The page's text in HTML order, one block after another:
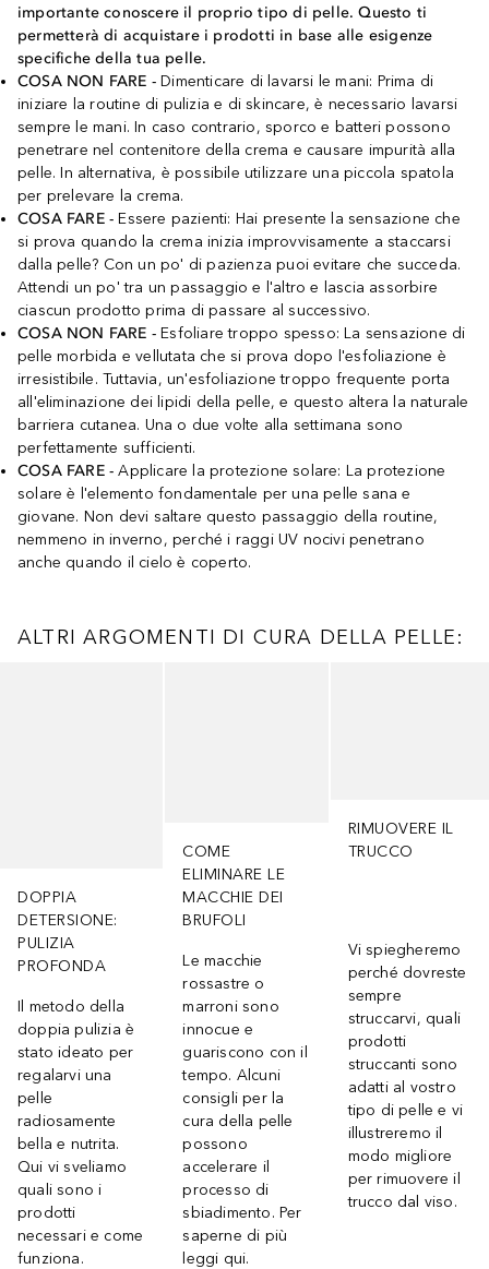
importante conoscere il proprio tipo di pelle. Questo ti
permetterà di acquistare i prodotti in base alle esigenze
specifiche della tua pelle.
COSA NON FARE -Dimenticare di lavarsi le mani: Prima di
iniziare la routine di pulizia e di skincare, è necessario lavarsi
sempre le mani. In caso contrario, sporco e batteri possono
penetrare nel contenitore della crema e causare impurità alla
pelle. In alternativa, è possibile utilizzare una piccola spatola
per prelevare la crema.
COSA FARE -Essere pazienti: Hai presente la sensazione che
si prova quando la crema inizia improvvisamente a staccarsi
dalla pelle? Con un po' di pazienza puoi evitare che succeda.
Attendi un po' tra un passaggio e l'altro e lascia assorbire
ciascun prodotto prima di passare al successivo.
COSA NON FARE -Esfoliare troppo spesso: La sensazione di
pelle morbida e vellutata che si prova dopo l'esfoliazione è
irresistibile. Tuttavia, un'esfoliazione troppo frequente porta
all'eliminazione dei lipidi della pelle, e questo altera la naturale
barriera cutanea. Una o due volte alla settimana sono
perfettamente sufficienti.
COSA FARE -Applicare la protezione solare: La protezione
solare è l'elemento fondamentale per una pelle sana e
giovane. Non devi saltare questo passaggio della routine,
nemmeno in inverno, perché i raggi UV nocivi penetrano
anche quando il cielo è coperto.
ALTRI ARGOMENTI DI CURA DELLA PELLE:
DOPPIA
DETERSIONE:
PULIZIA
PROFONDA
Il metodo della
doppia pulizia è
stato ideato per
regalarvi una
pelle
radiosamente
bella e nutrita.
Qui vi sveliamo
quali sono i
prodotti
necessari e come
funziona.
COME
ELIMINARE LE
MACCHIE DEI
BRUFOLI
Le macchie
rossastre o
marroni sono
innocue e
guariscono con il
tempo. Alcuni
consigli per la
cura della pelle
possono
accelerare il
processo di
sbiadimento. Per
saperne di più
leggi qui.
RIMUOVERE IL
TRUCCO
Vi spiegheremo
perché dovreste
sempre
struccarvi, quali
prodotti
struccanti sono
adatti al vostro
tipo di pelle e vi
illustreremo il
modo migliore
per rimuovere il
trucco dal viso.